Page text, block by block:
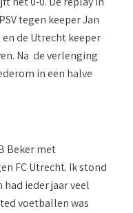
tegen keeper Jan
de Utrecht keeper
Na de verlenging
in een halve
Beker met
FC Utrecht. Ik stond
ieder jaar veel
voetballen was